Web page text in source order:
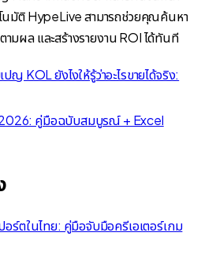
นมัติ HypeLive สามารถช่วยคุณค้นหา
มผล และสร้างรายงาน ROI ได้ทันที
ญ KOL ยังไงให้รู้ว่าอะไรขายได้จริง:
คู่มือฉบับสมบูรณ์ + Excel